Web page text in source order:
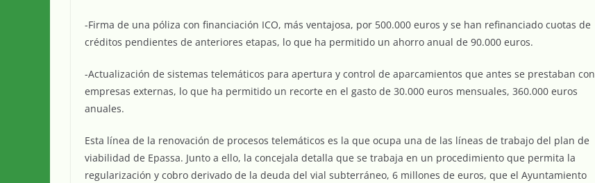
-Firma de una póliza con financiación ICO, más ventajosa, por 500.000 euros y se han refinanciado cuotas de
créditos pendientes de anteriores etapas, lo que ha permitido un ahorro anual de 90.000 euros.
-Actualización de sistemas telemáticos para apertura y control de aparcamientos que antes se prestaban con
empresas externas, lo que ha permitido un recorte en el gasto de 30.000 euros mensuales, 360.000 euros
anuales.
Esta línea de la renovación de procesos telemáticos es la que ocupa una de las líneas de trabajo del plan de
viabilidad de Epassa. Junto a ello, la concejala detalla que se trabaja en un procedimiento que permita la
regularización y cobro derivado de la deuda del vial subterráneo, 6 millones de euros, que el Ayuntamiento